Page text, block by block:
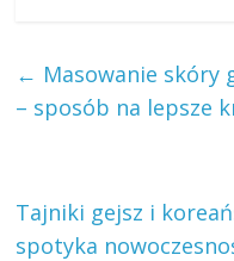
← Masowanie skóry
– sposób na lepsze
Tajniki gejsz i
spotyka